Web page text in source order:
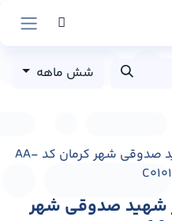
شش ماهه
شهید صدوقی شهر